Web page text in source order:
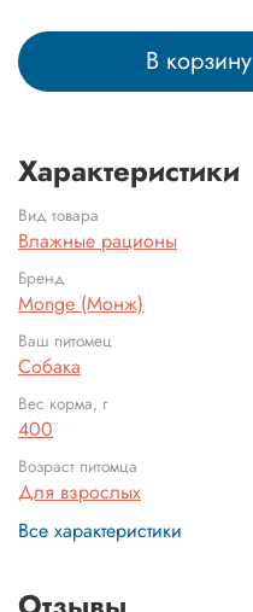
В корзину
Характеристики
Вид товара
Влажные рационы
Бренд
Monge (Монж)
Ваш питомец
Собака
Вес корма, г
400
Возраст питомца
Для взрослых
Все характеристики